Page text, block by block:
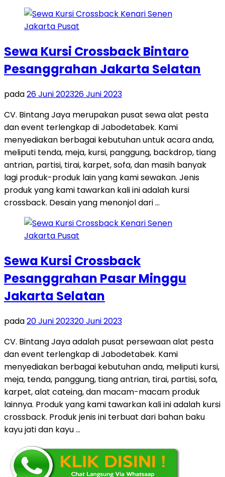
Sewa Kursi Crossback Bintaro
Pesanggrahan Jakarta Selatan
pada26 Juni 202326 Juni 2023
CV. Bintang Jaya merupakan pusat sewa alat pesta
dan event terlengkap di Jabodetabek. Kami
menyediakan berbagai kebutuhan untuk acara anda,
meliputi tenda, meja, kursi, panggung, backdrop, tiang
antrian, partisi, tirai, karpet, sofa, dan masih banyak
lagi produk-produk lain yang kami sewakan. Jenis
produk yang kami tawarkan kali ini adalah kursi
crossback. Desain yang menonjol dari …
Sewa Kursi Crossback
Pesanggrahan Pasar Minggu
Jakarta Selatan
pada20 Juni 202320 Juni 2023
CV. Bintang Jaya adalah pusat persewaan alat pesta
dan event terlengkap di Jabodetabek. Kami
menyediakan berbagai kebutuhan anda, meliputi kursi,
meja, tenda, panggung, tiang antrian, tirai, partisi, sofa,
karpet, alat cateing, dan macam-macam produk
lainnya. Produk yang kami tawarkan kali ini adalah kursi
crossback. Produk jenis ini terbuat dari bahan baku
kayu jati dan kayu …